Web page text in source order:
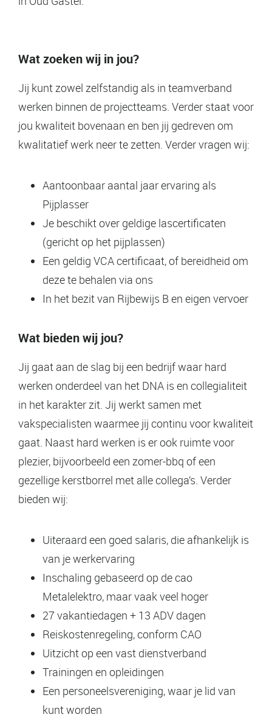
Wat zoeken wij in jou?
Jij kunt zowel zelfstandig als in teamverband
werken binnen de projectteams. Verder staat voor
jou kwaliteit bovenaan en ben jij gedreven om
kwalitatief werk neer te zetten. Verder vragen wij:
Aantoonbaar aantal jaar ervaring als
Pijplasser
Je beschikt over geldige lascertificaten
(gericht op het pijplassen)
Een geldig VCA certificaat, of bereidheid om
deze te behalen via ons
In het bezit van Rijbewijs B en eigen vervoer
Wat bieden wij jou?
Jij gaat aan de slag bij een bedrijf waar hard
werken onderdeel van het DNA is en collegialiteit
in het karakter zit. Jij werkt samen met
vakspecialisten waarmee jij continu voor kwaliteit
gaat. Naast hard werken is er ook ruimte voor
plezier, bijvoorbeeld een zomer-bbq of een
gezellige kerstborrel met alle collega’s. Verder
bieden wij:
Uiteraard een goed salaris, die afhankelijk is
van je werkervaring
Inschaling gebaseerd op de cao
Metalelektro, maar vaak veel hoger
27 vakantiedagen + 13 ADV dagen
Reiskostenregeling, conform CAO
Uitzicht op een vast dienstverband
Trainingen en opleidingen
Een personeelsvereniging, waar je lid van
kunt worden